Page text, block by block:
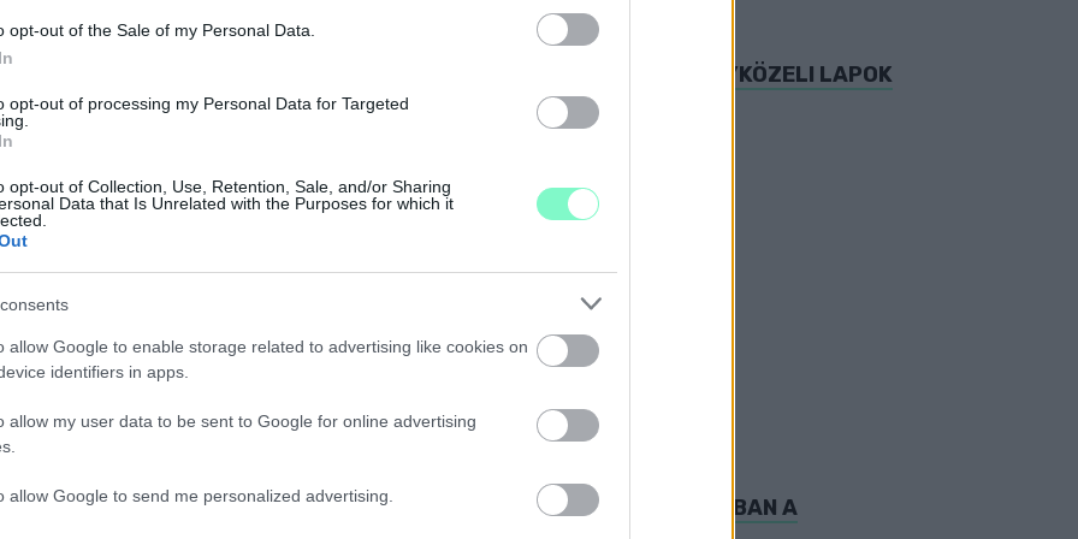
opt-out of the Sale of my Personal Data.
opt-out of processing my Personal Data for Targeted
opt-out of Collection, Use, Retention, Sale, and/or Sharing
Data that Is Unrelated with the Purposes for which it
allow Google to enable storage related to advertising like cookies on
identifiers in apps.
allow my user data to be sent to Google for online advertising
allow Google to send me personalized advertising.
felét már elküldték.
18 ÉVEN ALULI LÁNYOKRÓL KÖZÖLNEK BIKINIS KÉPEKET A KORMÁNYKÖZELI LAPOK
ÉS AZ INTERJÚALANY SZÁJÁBA ADTA, AMIT ÍRTAK
nem fektetett bele sok energiát.
A SZUPERINFÓ: 5 OLDALT FOGLALTAK EL LEGFRISSEBB SZÁMÁBAN A